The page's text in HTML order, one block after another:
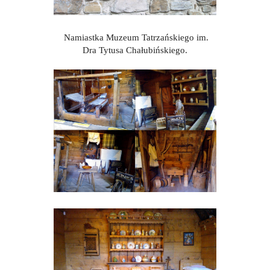
Namiastka Muzeum Tatrzańskiego im.
Dra Tytusa Chałubińskiego.